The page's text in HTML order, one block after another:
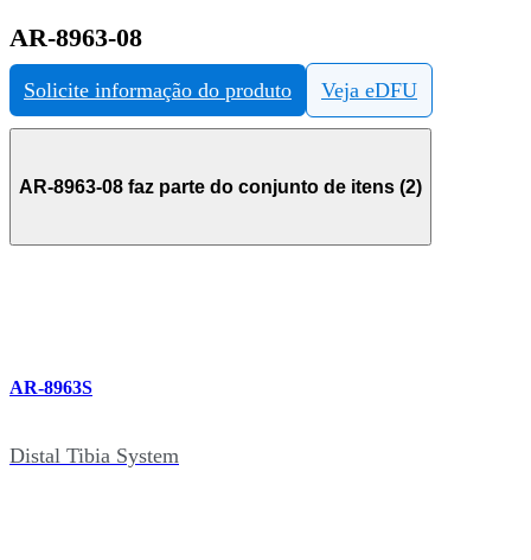
AR-8963-08
Solicite informação do produto Veja eDFU
AR-8963-08 faz parte do conjunto de itens (2)
AR-8963S
Distal Tibia System